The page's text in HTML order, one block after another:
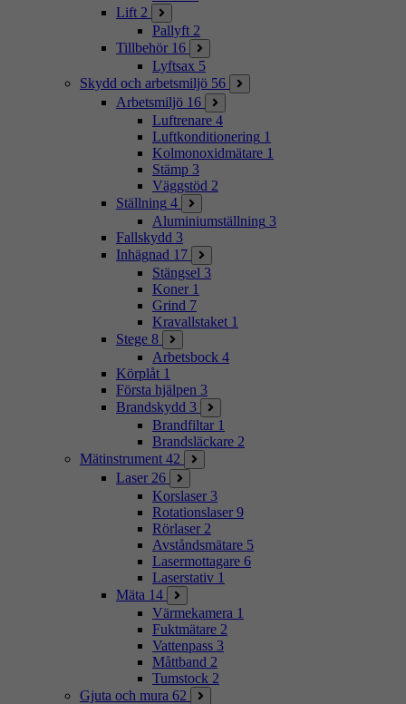
Lift 2
Pallyft 2
Tillbehör 16
Lyftsax 5
Skydd och arbetsmiljö 56
Arbetsmiljö 16
Luftrenare 4
Luftkonditionering 1
Kolmonoxidmätare 1
Stämp 3
Väggstöd 2
Ställning 4
Aluminiumställning 3
Fallskydd 3
Inhägnad 17
Stängsel 3
Koner 1
Grind 7
Kravallstaket 1
Stege 8
Arbetsbock 4
Körplåt 1
Första hjälpen 3
Brandskydd 3
Brandfiltar 1
Brandsläckare 2
Mätinstrument 42
Laser 26
Korslaser 3
Rotationslaser 9
Rörlaser 2
Avståndsmätare 5
Lasermottagare 6
Laserstativ 1
Mäta 14
Värmekamera 1
Fuktmätare 2
Vattenpass 3
Måttband 2
Tumstock 2
Gjuta och mura 62